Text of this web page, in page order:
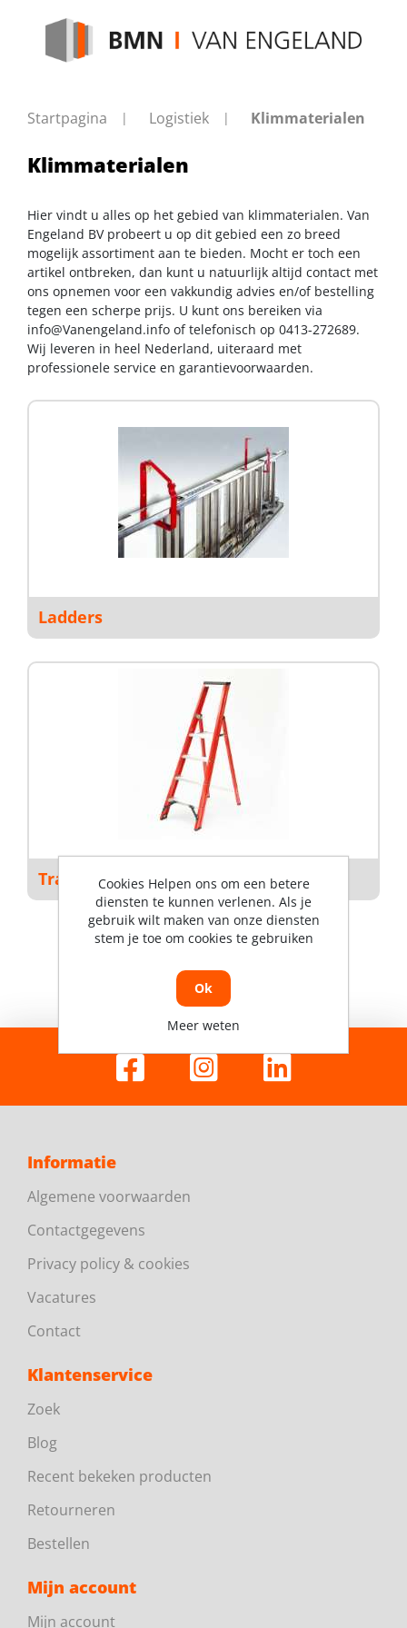
Startpagina Logistiek Klimmaterialen
Klimmaterialen
Hier vindt u alles op het gebied van klimmaterialen. Van
Engeland BV probeert u op dit gebied een zo breed
mogelijk assortiment aan te bieden. Mocht er toch een
artikel ontbreken, dan kunt u natuurlijk altijd contact met
ons opnemen voor een vakkundig advies en/of bestelling
tegen een scherpe prijs. U kunt ons bereiken via
info@Vanengeland.info of telefonisch op 0413-272689.
Wij leveren in heel Nederland, uiteraard met
professionele service en garantievoorwaarden.
Ladders
Trappen
Informatie
Algemene voorwaarden
Contactgegevens
Privacy policy & cookies
Vacatures
Contact
Klantenservice
Zoek
Blog
Recent bekeken producten
Retourneren
Bestellen
Mijn account
Mijn account
Cookies Helpen ons om een betere
diensten te kunnen verlenen. Als je
gebruik wilt maken van onze diensten
stem je toe om cookies te gebruiken
Ok
Meer weten